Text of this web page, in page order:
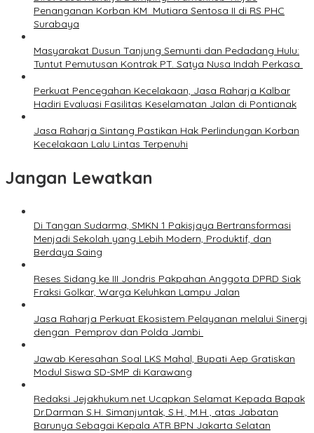
Penanganan Korban KM Mutiara Sentosa II di RS PHC
Surabaya
Masyarakat Dusun Tanjung Semunti dan Pedadang Hulu:
Tuntut Pemutusan Kontrak PT. Satya Nusa Indah Perkasa ‎
Perkuat Pencegahan Kecelakaan, Jasa Raharja Kalbar
Hadiri Evaluasi Fasilitas Keselamatan Jalan di Pontianak
Jasa Raharja Sintang Pastikan Hak Perlindungan Korban
Kecelakaan Lalu Lintas Terpenuhi
Jangan Lewatkan
Di Tangan Sudarma, SMKN 1 Pakisjaya Bertransformasi
Menjadi Sekolah yang Lebih Modern, Produktif, dan
Berdaya Saing
Reses Sidang ke III Jondris Pakpahan Anggota DPRD Siak
Fraksi Golkar, Warga Keluhkan Lampu Jalan
Jasa Raharja Perkuat Ekosistem Pelayanan melalui Sinergi
dengan Pemprov dan Polda Jambi
Jawab Keresahan Soal LKS Mahal, Bupati Aep Gratiskan
Modul Siswa SD-SMP di Karawang
Redaksi Jejakhukum.net Ucapkan Selamat Kepada Bapak
Dr.Darman S.H. Simanjuntak, S.H., M.H , atas Jabatan
Barunya Sebagai Kepala ATR BPN Jakarta Selatan